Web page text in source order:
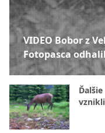
VIDEO Bobor z
Fotopasca